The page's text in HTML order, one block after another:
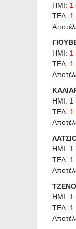
ΗΜΙ: 1
ΤΕΛ: 1
ΗΜΙ: 1
ΤΕΛ: 1
ΗΜΙ: 1
ΤΕΛ: 1
ΗΜΙ: 1
ΤΕΛ: 1
ΗΜΙ: 1
ΤΕΛ: 1